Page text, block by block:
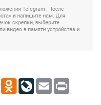
Telegram. После
и напишите нам. Для
скрепки, выберите
видео в памяти устройства и
Odnoklassniki
LiveJournal
Email Print